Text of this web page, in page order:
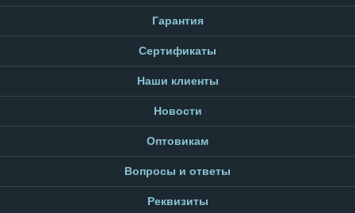
Гарантия
Сертификаты
Наши клиенты
Новости
Оптовикам
Вопросы и ответы
Реквизиты